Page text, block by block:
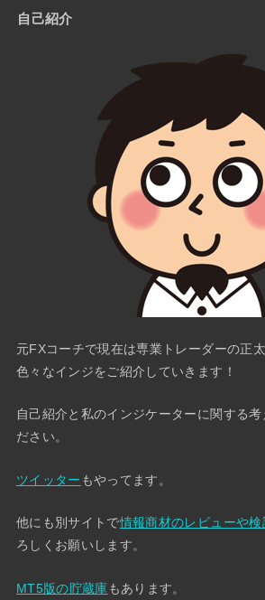
自己紹介
元FXコーチで現在は専業トレーダーの正太
色々なインジをご紹介していきます！
自己紹介と私のインジケーターに関する考
ださい。
ツイッター もやってます。
他にも別サイトで情報商材のレビューや検
ろしくお願いします。
MT5版の貯蔵庫もあります。